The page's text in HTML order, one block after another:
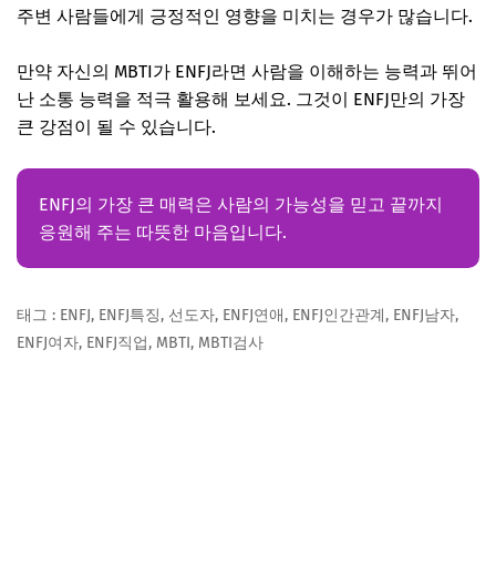
주변 사람들에게 긍정적인 영향을 미치는 경우가 많습니다.
만약 자신의 MBTI가 ENFJ라면 사람을 이해하는 능력과 뛰어
난 소통 능력을 적극 활용해 보세요. 그것이 ENFJ만의 가장
큰 강점이 될 수 있습니다.
ENFJ의 가장 큰 매력은 사람의 가능성을 믿고 끝까지
응원해 주는 따뜻한 마음입니다.
태그 : ENFJ, ENFJ특징, 선도자, ENFJ연애, ENFJ인간관계, ENFJ남자,
ENFJ여자, ENFJ직업, MBTI, MBTI검사